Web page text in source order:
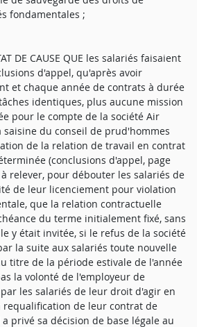
fondamentales ;
DE CAUSE QUE les salariés faisaient
d'appel, qu'après avoir
et chaque année de contrats à durée
identiques, plus aucune mission
pour le compte de la société Air
saisine du conseil de prud'hommes
de la relation de travail en contrat
(conclusions d'appel, page
relever, pour débouter les salariés de
de leur licenciement pour violation
que la relation contractuelle
du terme initialement fixé, sans
y était invitée, si le refus de la société
la suite aux salariés toute nouvelle
titre de la période estivale de l'année
la volonté de l'employeur de
les salariés de leur droit d'agir en
de leur contrat de
privé sa décision de base légale au